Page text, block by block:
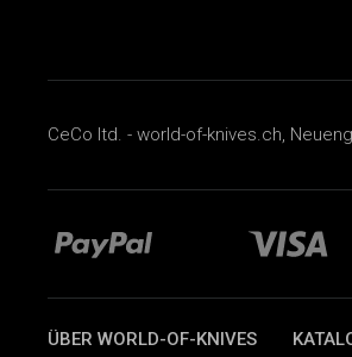
CeCo ltd. - world-of-knives.ch,
ÜBER WORLD-OF-KNIVES